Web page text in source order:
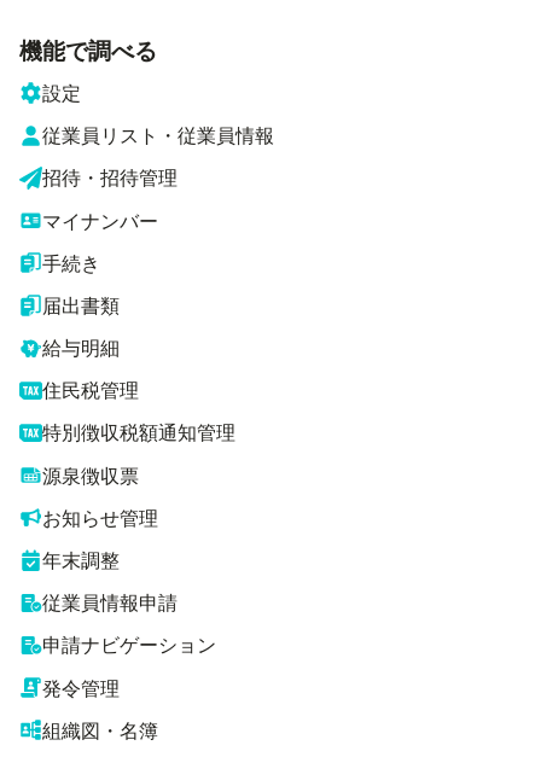
機能で調べる
設定
従業員リスト・従業員情報
招待・招待管理
マイナンバー
手続き
届出書類
給与明細
住民税管理
特別徴収税額通知管理
源泉徴収票
お知らせ管理
年末調整
従業員情報申請
申請ナビゲーション
発令管理
組織図・名簿